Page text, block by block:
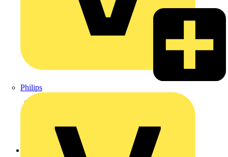
Philips